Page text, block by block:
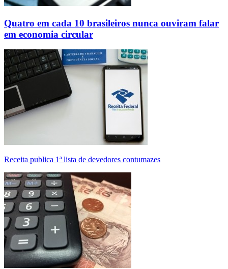
Quatro em cada 10 brasileiros nunca ouviram falar
em economia circular
Receita publica 1ª lista de devedores contumazes